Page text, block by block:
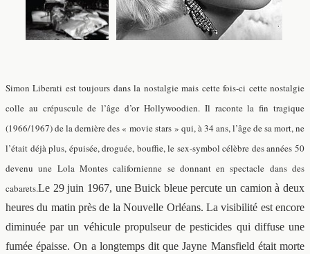
Simon Liberati est toujours dans la nostalgie mais cette fois-ci cette nostalgie
colle au crépuscule de l’âge d’or Hollywoodien. Il raconte la fin tragique
(1966/1967) de la dernière des « movie stars » qui, à 34 ans, l’âge de sa mort, ne
l’était déjà plus, épuisée, droguée, bouffie, le sex-symbol célèbre des années 50
devenu une Lola Montes californienne se donnant en spectacle dans des
cabarets.Le 29 juin 1967, une Buick bleue percute un camion à deux
heures du matin près de la Nouvelle Orléans. La visibilité est encore
diminuée par un véhicule propulseur de pesticides qui diffuse une
fumée épaisse. On a longtemps dit que Jayne Mansfield était morte